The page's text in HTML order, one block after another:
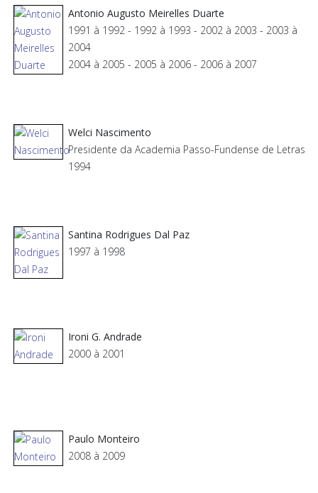
Antonio Augusto Meirelles Duarte
1991 à 1992 - 1992 à 1993 - 2002 à 2003 - 2003 à
2004
2004 à 2005 - 2005 à 2006 - 2006 à 2007
Welci Nascimento
Presidente da Academia Passo-Fundense de Letras
1994
Santina Rodrigues Dal Paz
1997 à 1998
Ironi G. Andrade
2000 à 2001
Paulo Monteiro
2008 à 2009